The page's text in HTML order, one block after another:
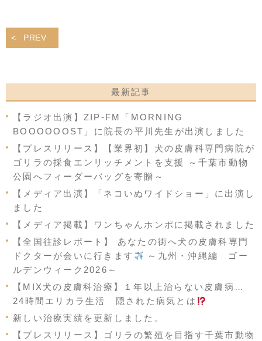
PREV
最新記事
【ラジオ出演】ZIP-FM「MORNING
BOOOOOOST」に院長の平川先生が出演しました
【プレスリリース】【業界初】犬の皮膚科専門病院が
ゴリラの採食エンリッチメントを支援 ～千葉市動物
公園へフィーダーバッグを寄贈～
【メディア出演】「ネコいぬワイドショー」に出演し
ました
【メディア掲載】ワンちゃんホンポに掲載されました
【全国往診レポート】 あなたの街へ犬の皮膚科専門
ドクターが会いに行きます
～九州・沖縄編 ゴー
ルデンウィーク2026～
【MIX犬の皮膚科治療】１年以上治らない皮膚病…
24時間エリカラ生活 隠された病気とは
新しい治療実績を更新しました。
【プレスリリース】ゴリラの繁殖を目指す千葉市動物